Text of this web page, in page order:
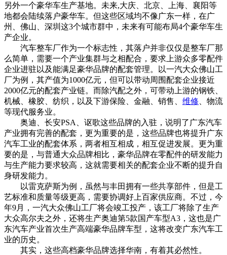
另外一个豪华车生产基地。未来,大庆、北京、上海、襄阳等
地都会陆续落户豪华车。但这些区域均不像广东一样，在广
州、佛山、深圳这3个城市群中，未来有可能布局4个豪华车生
产企业。
汽车整车厂作为一个标志性，其落户并非仅仅是整车厂那
么简单，需要一个产业集群与之相配合，要求上游众多零配件
企业进驻以及能满足豪华品牌的配套管理。以一汽大众佛山工
厂为例，其产值为1000亿元，但可以带动周围配套企业接近
2000亿元的配套产业链。而除汽配之外，可带动上游的钢铁、
机械、橡胶、纺织，以及下游保险、金融、销售、 维修 、物流
等现代服务业。
奥迪、长安PSA、讴歌这些品牌的入驻，说明了广东汽车
产业拥有完善的配套，更为重要的是，这些品牌也将提升广东
汽车工业的配套体系，两者相互相成，相互促进发展。更为重
要的是，与普通大众品牌相比，豪华品牌在零配件的研发能力
与生产能力要求较高，这就需要相关的配套企业不断的提升自
身研发能力。
以雷克萨斯为例，虽然与丰田拥有一些共享部件，但是工
艺标准和质量等级更高，需要协调好上百家供应商。不过，今
年9月，一汽大众佛山工厂将会竣工投产，该工厂将除了生产
大众高尔夫之外，还将生产奥迪第5款国产车型A3，这也是广
东汽车产业首次生产高端豪华品牌车型，这将改变广东汽车工
业的历史。
其实，这些高档豪华品牌选择华南，有着其必然性。